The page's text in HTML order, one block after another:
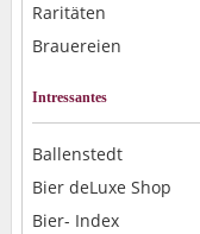
Raritäten
Brauereien
Intressantes
Ballenstedt
Bier deLuxe Shop
Bier- Index